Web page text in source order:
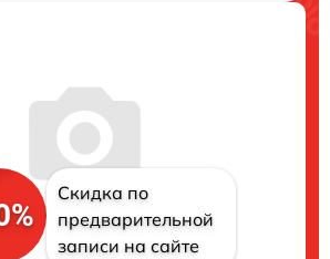
Скидка по
предварительной
записи на сайте